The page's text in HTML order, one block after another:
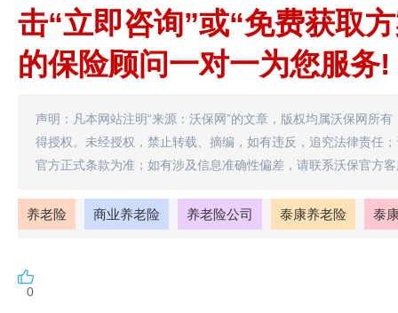
击“立即咨询”或“免费获取
的保险顾问一对一为您服务!
声明：凡本网站注明“来源：沃保网”的文章，版权均属沃保网所
得授权。未经授权，禁止转载、摘编，如有违反，追究法律责任
官方正式条款为准；如有涉及信息准确性偏差，请联系沃保官方
养老险 商业养老险 养老险公司 泰康养老险 泰
0